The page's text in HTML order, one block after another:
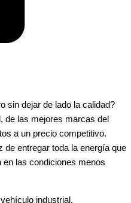
sin dejar de lado la calidad?
de las mejores marcas del
a un precio competitivo.
entregar toda la energía que
las condiciones menos
industrial.